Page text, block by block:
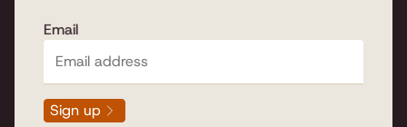
Email
Sign up